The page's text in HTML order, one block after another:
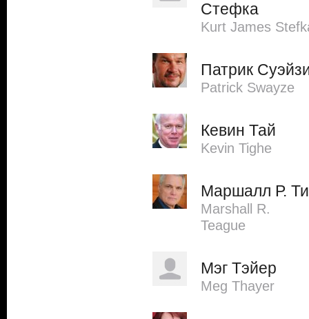
Стефка
Kurt James
Патрик
Patrick Swayze
Кевин Тай
Kevin Tighe
Маршалл Р.
Marshall R.
Teague
Мэг Тэйер
Meg Thayer